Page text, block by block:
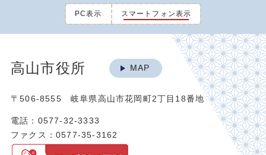
PC表示 スマートフォン表示
高山市役所 MAP
〒506-8555 岐阜県高山市花岡町2丁目18番地
電話：0577-32-3333
ファクス：0577-35-3162